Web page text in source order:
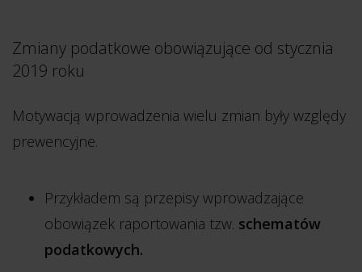
Zmiany podatkowe obowiązujące od stycznia
2019 roku
Motywacją wprowadzenia wielu zmian były względy
prewencyjne.
Przykładem są przepisy wprowadzające
obowiązek raportowania tzw. schematów
podatkowych.